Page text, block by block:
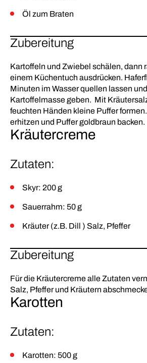
Öl zum Braten
Zubereitung
Kartoffeln und Zwiebel schälen, dann
einem Küchentuch ausdrücken.
Minuten im Wasser quellen lassen
Kartoffelmasse geben. Mit
feuchten Händen kleine Puffer
erhitzen und Puffer goldbraun backen.
Kräutercreme
Zutaten:
Skyr: 200 g
Sauerrahm: 50 g
Kräuter (z.B. Dill ) Salz, Pfeffer
Zubereitung
Für die Kräutercreme alle Zutaten
Salz, Pfeffer und Kräutern
Karotten
Zutaten:
Karotten: 500 g